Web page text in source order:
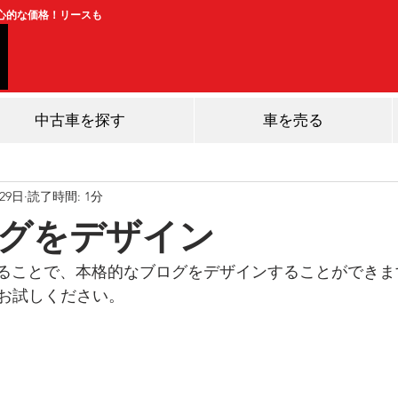
的な価格！リースも
をデザイン
日 読了時間: 1分
ことで、本格的なブログをデザインすることができ
試しください。
中古車を探す 車を売る